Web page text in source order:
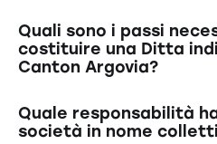
Quali sono i passi
costituire una Ditta
Canton Argovia?
Per la costituzione di
collettivo, i soci
Quale responsabilità
società in nome